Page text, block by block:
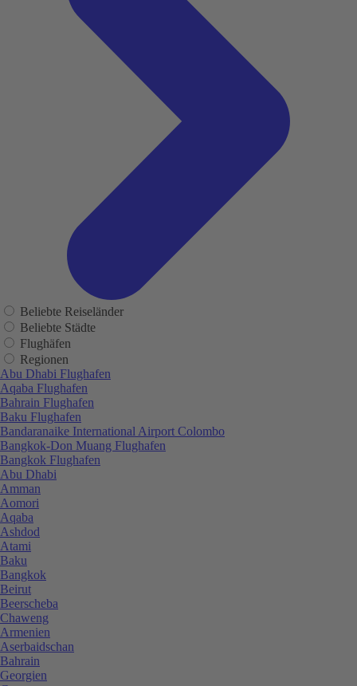
Beliebte Reiseländer
Beliebte Städte
Flughäfen
Regionen
Abu Dhabi Flughafen
Aqaba Flughafen
Bahrain Flughafen
Baku Flughafen
Bandaranaike International Airport Colombo
Bangkok-Don Muang Flughafen
Bangkok Flughafen
Abu Dhabi
Amman
Aomori
Aqaba
Ashdod
Atami
Baku
Bangkok
Beirut
Beerscheba
Chaweng
Armenien
Aserbaidschan
Bahrain
Georgien